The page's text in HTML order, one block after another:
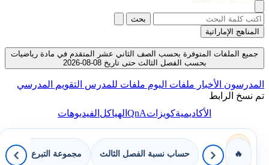
بحث
المناهج الإماراتية
جميع الملفات المتوفرة بحسب الصف الثاني عشر المتقدم في مادة رياضيات
بحسب الفصل الثالث حتى تاريخ 08-08-2026
المدرسون الأخبار ملفات اليوم ملفات للمدرس التقويم المدرسي
تم نسخ الرابط
الأكاديميةكويزاتQnAالهياكلالفيديوهات
🔥 حساب نسبة الفصل الثالث مجموعة التبرع بالكتب